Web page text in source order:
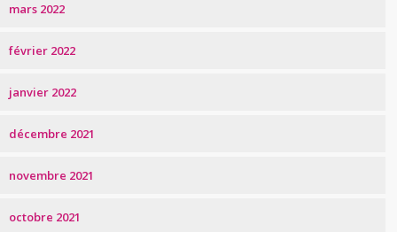
mars 2022
février 2022
janvier 2022
décembre 2021
novembre 2021
octobre 2021